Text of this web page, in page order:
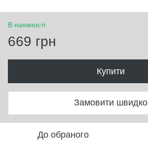
В наявності
669 грн
Купити
Замовити швидко
До обраного